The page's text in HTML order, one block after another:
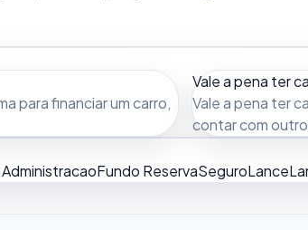
para financiar um carro,
Vale a pena ter
Vale a pena ter
contar com
AdministracaoFundo ReservaSeguroLance